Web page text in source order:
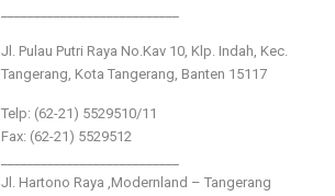
Jl. Pulau Putri Raya No.Kav 10, Klp. Indah, Kec.
Tangerang, Kota Tangerang, Banten 15117
Telp: (62-21) 5529510/11
Fax: (62-21) 5529512
Jl. Hartono Raya ,Modernland – Tangerang